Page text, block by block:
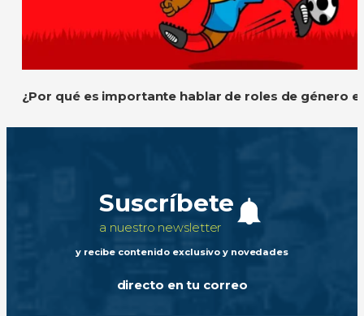
¿Por qué es importante hablar de roles de género
Suscríbete
a nuestro newsletter
y recibe contenido exclusivo y novedades
directo en tu correo